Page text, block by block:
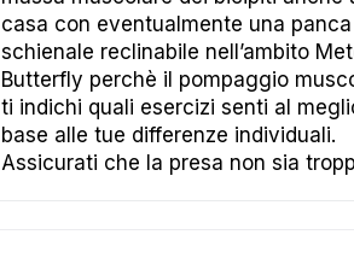
casa con eventualmente una
schienale reclinabile nell’ambito
Butterfly perchè il pompaggio
ti indichi quali esercizi senti al
base alle tue differenze individuali.
Assicurati che la presa non sia